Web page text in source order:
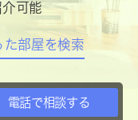
可能
た部屋を検索
電話で相談する